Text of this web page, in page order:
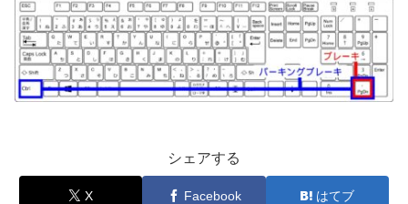
シェアする
X Facebook はてブ